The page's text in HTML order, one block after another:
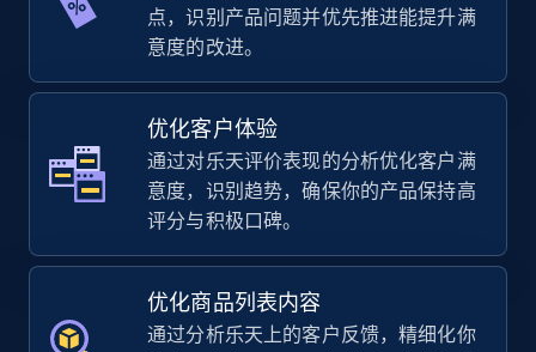
875+ 立即开始
TikTok Shop
URL, Title, Available, Description, Currency, Initial
price, Final price, Discount percent, and more.
点，识别产品问题并优先推进能提升满
意度的改进。
优化客户体验
通过对乐天评价表现的分析优化客户满
意度，识别趋势，确保你的产品保持高
评分与积极口碑。
优化商品列表内容
通过分析乐天上的客户反馈，精细化你